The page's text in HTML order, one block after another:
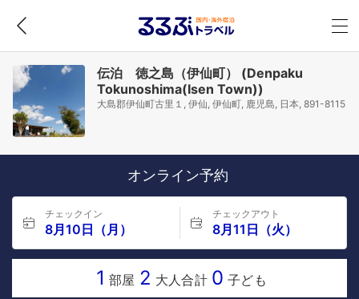
伝泊 徳之島（伊仙町） (Denpaku
Tokunoshima(Isen Town))
大島郡伊仙町古里１, 伊仙, 伊仙町, 鹿児島, 日本, 891-8115
オンライン予約
チェックイン
8月10日（月）
チェックアウト
8月11日（火）
1 部屋 2 大人合計 0 子ども